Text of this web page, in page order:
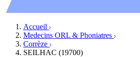
Accueil
Medecins ORL & Phoniatres
Corrèze
SEILHAC (19700)